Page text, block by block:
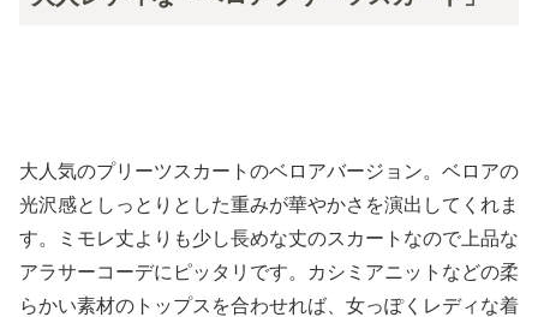
大人気のプリーツスカートのベロアバージョン。ベロアの
光沢感としっとりとした重みが華やかさを演出してくれま
す。ミモレ丈よりも少し長めな丈のスカートなので上品な
アラサーコーデにピッタリです。カシミアニットなどの柔
らかい素材のトップスを合わせれば、女っぽくレディな着